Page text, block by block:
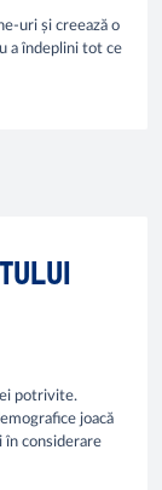
uri și creează o
a îndeplini tot ce
potrivite.
joacă
în considerare